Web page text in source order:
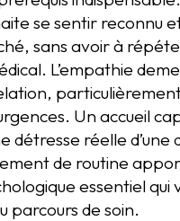
se sentir reconnu
sans avoir à
L’empathie
Un accueil
détresse réelle d’une
de routine
essentiel qui
parcours de soin.